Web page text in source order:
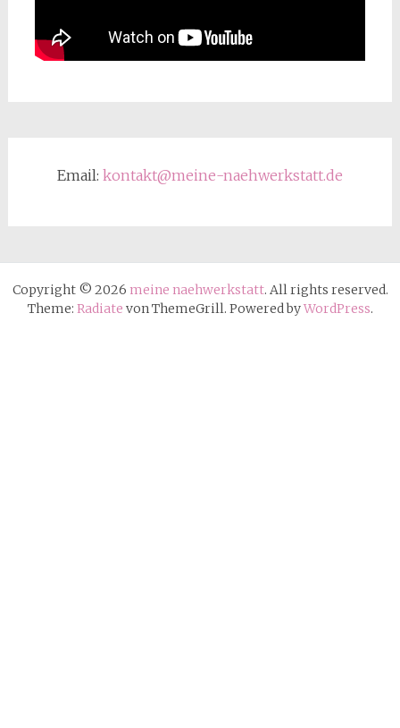
Email: kontakt@meine-naehwerkstatt.de
Copyright © 2026 meine naehwerkstatt. All rights reserved.
Theme: Radiate von ThemeGrill. Powered byWordPress.